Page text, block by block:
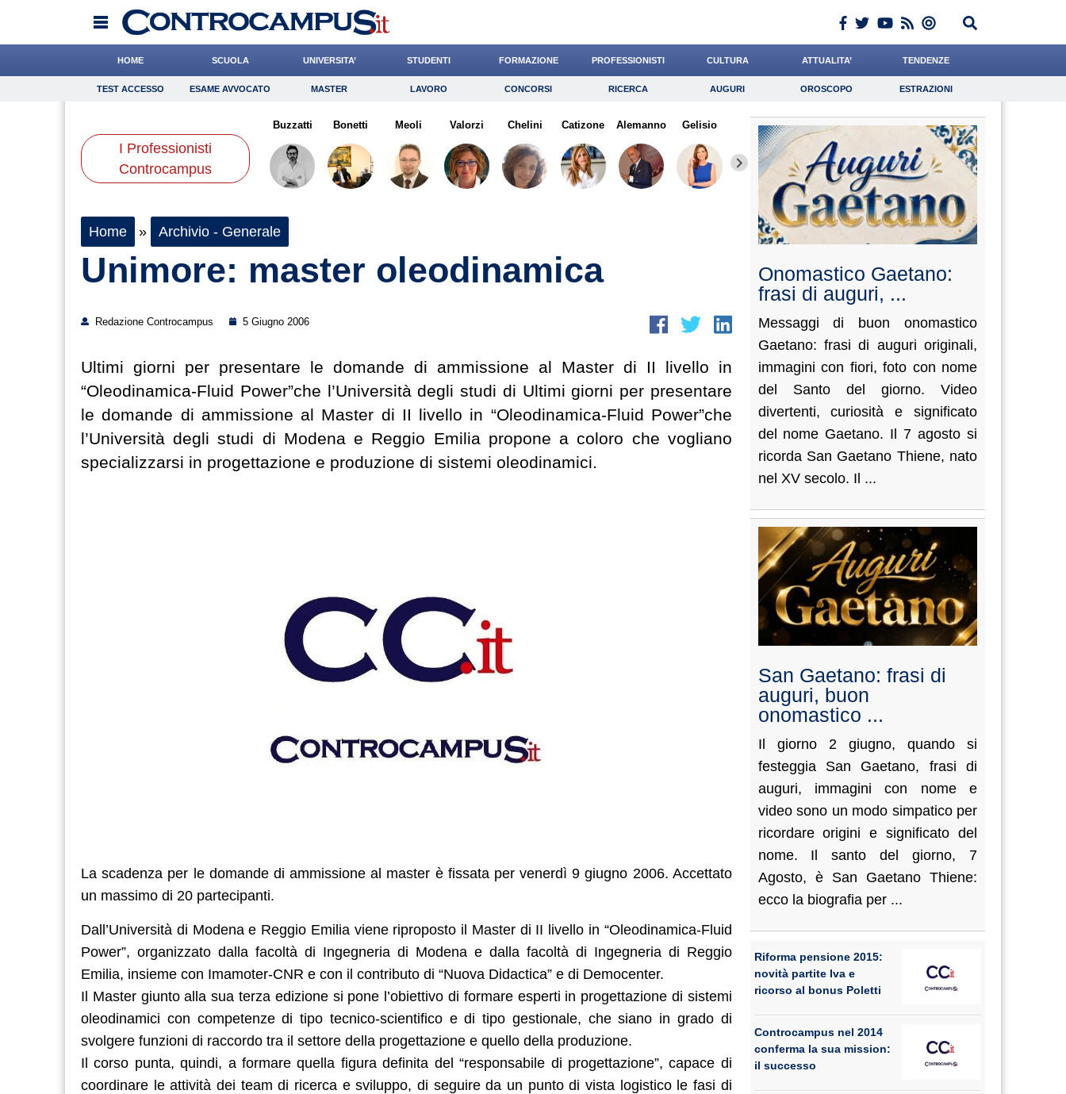
HOME SCUOLA UNIVERSITA’ STUDENTI FORMAZIONE PROFESSIONISTI CULTURA ATTUALITA’ TENDENZE
TEST ACCESSO Esame Avvocato Master Lavoro Concorsi Ricerca Auguri Oroscopo Estrazioni
Consigli Risparmio Diritto Economia Giornalista Lavoro Psicologia
Scienze
TEST ACCESSO ESAME AVVOCATO MASTER LAVORO CONCORSI RICERCA AUGURI OROSCOPO ESTRAZIONI
I Professionisti
Controcampus
Buzzatti Bonetti Meoli Valorzi Chelini Catizone Alemanno Gelisio Antonucci Bonanni de Durante Crepet
Home » Archivio - Generale
Unimore: master oleodinamica
Redazione Controcampus 5 Giugno 2006
Ultimi giorni per presentare le domande di ammissione al Master di II livello in
“Oleodinamica-Fluid Power”che l’Università degli studi di Ultimi giorni per presentare
le domande di ammissione al Master di II livello in “Oleodinamica-Fluid Power”che
l’Università degli studi di Modena e Reggio Emilia propone a coloro che vogliano
specializzarsi in progettazione e produzione di sistemi oleodinamici.
La scadenza per le domande di ammissione al master è fissata per venerdì 9 giugno 2006. Accettato
un massimo di 20 partecipanti.
Dall’Università di Modena e Reggio Emilia viene riproposto il Master di II livello in “Oleodinamica-Fluid
Power”, organizzato dalla facoltà di Ingegneria di Modena e dalla facoltà di Ingegneria di Reggio
Emilia, insieme con Imamoter-CNR e con il contributo di “Nuova Didactica” e di Democenter.
Il Master giunto alla sua terza edizione si pone l’obiettivo di formare esperti in progettazione di sistemi
oleodinamici con competenze di tipo tecnico-scientifico e di tipo gestionale, che siano in grado di
svolgere funzioni di raccordo tra il settore della progettazione e quello della produzione.
Il corso punta, quindi, a formare quella figura definita del “responsabile di progettazione”, capace di
coordinare le attività dei team di ricerca e sviluppo, di seguire da un punto di vista logistico le fasi di
Onomastico Gaetano:
frasi di auguri, ...
Messaggi di buon onomastico
Gaetano: frasi di auguri originali,
immagini con fiori, foto con nome
del Santo del giorno. Video
divertenti, curiosità e significato
del nome Gaetano. Il 7 agosto si
ricorda San Gaetano Thiene, nato
nel XV secolo. Il ...
San Gaetano: frasi di
auguri, buon
onomastico ...
Il giorno 2 giugno, quando si
festeggia San Gaetano, frasi di
auguri, immagini con nome e
video sono un modo simpatico per
ricordare origini e significato del
nome. Il santo del giorno, 7
Agosto, è San Gaetano Thiene:
ecco la biografia per ...
Riforma pensione 2015:
novità partite Iva e
ricorso al bonus Poletti
Controcampus nel 2014
conferma la sua mission:
il successo